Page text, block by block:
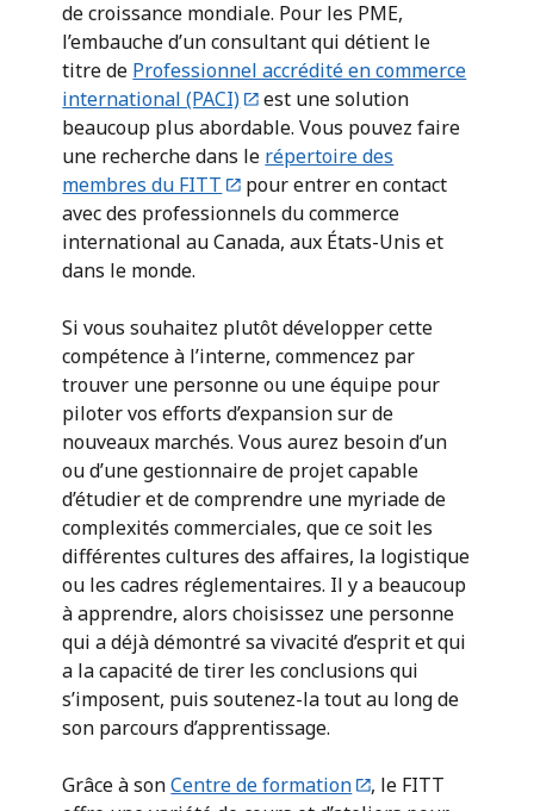
de croissance mondiale. Pour les PME,
l’embauche d’un consultant qui détient le
titre de Professionnel accrédité en commerce
international (PACI)
est une solution
beaucoup plus abordable. Vous pouvez faire
une recherche dans le répertoire des
membres du FITT
pour entrer en contact
avec des professionnels du commerce
international au Canada, aux États-Unis et
dans le monde.
Si vous souhaitez plutôt développer cette
compétence à l’interne, commencez par
trouver une personne ou une équipe pour
piloter vos efforts d’expansion sur de
nouveaux marchés. Vous aurez besoin d’un
ou d’une gestionnaire de projet capable
d’étudier et de comprendre une myriade de
complexités commerciales, que ce soit les
différentes cultures des affaires, la logistique
ou les cadres réglementaires. Il y a beaucoup
à apprendre, alors choisissez une personne
qui a déjà démontré sa vivacité d’esprit et qui
a la capacité de tirer les conclusions qui
s’imposent, puis soutenez-la tout au long de
son parcours d’apprentissage.
Grâce à sonCentre de formation
, le FITT